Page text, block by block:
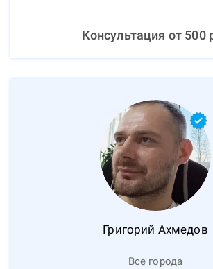
Консультация от 500
Григорий Ахмедов
Все города